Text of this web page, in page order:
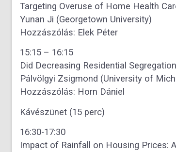
Targeting Overuse of Home Health
Yunan Ji (Georgetown University)
Hozzászólás: Elek Péter
15:15 – 16:15
Did Decreasing Residential
Pálvölgyi Zsigmond (University of
Hozzászólás: Horn Dániel
Kávészünet (15 perc)
16:30-17:30
Impact of Rainfall on Housing Prices: